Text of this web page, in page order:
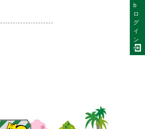
b
ロ
グ
イ
ン